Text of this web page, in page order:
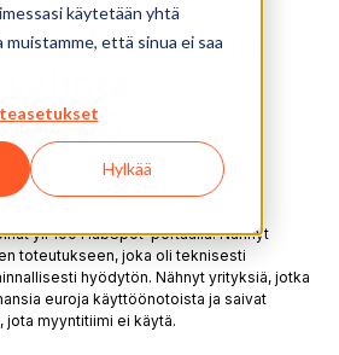
käytetään yhtä
että sinua ei saa
Hylkää
2026
yli 100 HubSpot-portaalia. Nähnyt
toteutukseen, joka oli teknisesti
hyödytön. Nähnyt yrityksiä, jotka
euroja käyttöönotoista ja saivat
myyntitiimi ei käytä.